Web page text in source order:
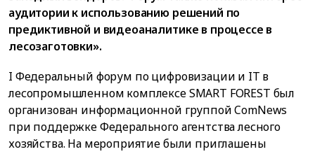
аудитории к использованию решений по
предиктивной и видеоаналитике в процессе в
лесозаготовки».
I Федеральный форум по цифровизации и IT в
лесопромышленном комплексе SMART FOREST был
организован информационной группой ComNews
при поддержке Федерального агентства лесного
хозяйства. На мероприятие были приглашены